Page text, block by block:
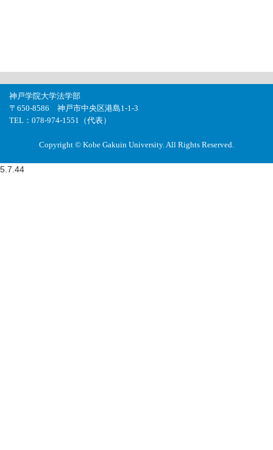
神戸学院大学法学部
〒650-8586 神戸市中央区港島1-1-3
TEL：078-974-1551（代表）
Copyright © Kobe Gakuin University. All Rights Reserved.
5.7.44